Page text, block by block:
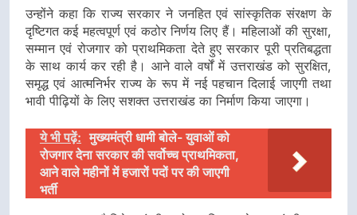
उन्होंने कहा कि राज्य सरकार ने जनहित एवं सांस्कृतिक संरक्षण के
दृष्टिगत कई महत्वपूर्ण एवं कठोर निर्णय लिए हैं। महिलाओं की सुरक्षा,
सम्मान एवं रोजगार को प्राथमिकता देते हुए सरकार पूरी प्रतिबद्धता
के साथ कार्य कर रही है। आने वाले वर्षों में उत्तराखंड को सुरक्षित,
समृद्ध एवं आत्मनिर्भर राज्य के रूप में नई पहचान दिलाई जाएगी तथा
भावी पीढ़ियों के लिए सशक्त उत्तराखंड का निर्माण किया जाएगा।
ये भी पढ़ें: मुख्यमंत्री धामी बोले- युवाओं को
रोजगार देना सरकार की सर्वोच्च प्राथमिकता,
आने वाले महीनों में हजारों पदों पर की जाएगी
भर्ती